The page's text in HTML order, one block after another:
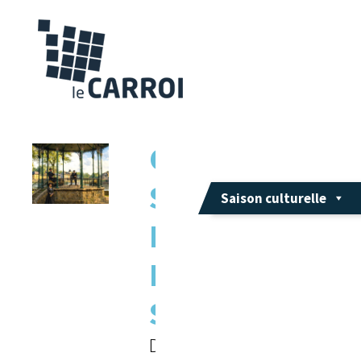
Saison culturelle
CONNAI
SSANCE
DU PAYS
FLÉCHOI
S
Daniel Potron